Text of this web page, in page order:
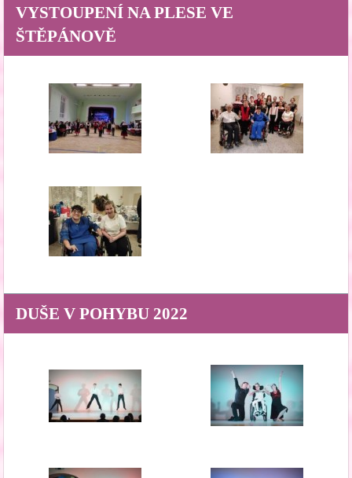
VYSTOUPENÍ NA PLESE VE
ŠTĚPÁNOVĚ
DUŠE V POHYBU 2022